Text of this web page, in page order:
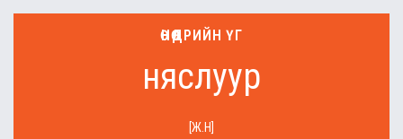
ӨНӨӨДРИЙН ҮГ
няслуур
[Ж.Н]